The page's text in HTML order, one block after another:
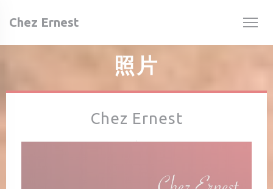
Chez Ernest
照片
Chez Ernest